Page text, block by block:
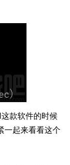
款软件的时候
一起来看看这个